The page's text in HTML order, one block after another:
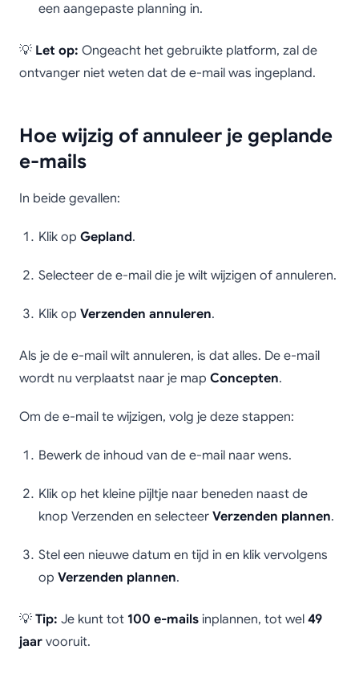
een aangepaste planning in.
💡 Let op: Ongeacht het gebruikte platform, zal de
ontvanger niet weten dat de e-mail was ingepland.
Hoe wijzig of annuleer je geplande
e-mails
In beide gevallen:
Klik op Gepland.
Selecteer de e-mail die je wilt wijzigen of annuleren.
Klik op Verzenden annuleren.
Als je de e-mail wilt annuleren, is dat alles. De e-mail
wordt nu verplaatst naar je map Concepten.
Om de e-mail te wijzigen, volg je deze stappen:
Bewerk de inhoud van de e-mail naar wens.
Klik op het kleine pijltje naar beneden naast de
knop Verzenden en selecteer Verzenden plannen.
Stel een nieuwe datum en tijd in en klik vervolgens
op Verzenden plannen.
💡 Tip: Je kunt tot 100 e-mails inplannen, tot wel 49
jaar vooruit.